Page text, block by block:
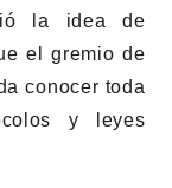
la idea de
el gremio de
conocer toda
y leyes